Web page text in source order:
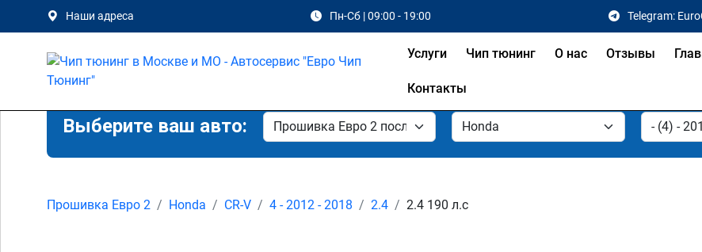
Наши адреса Пн-Сб | 09:00 - 19:00 Telegram:
Услуги Чип тюнинг О нас Отзывы
Контакты
Выберите ваш авто:
Прошивка Евро 2 Honda CR-V 4 - 2012 - 2018 2.4 2.4 190 л.с